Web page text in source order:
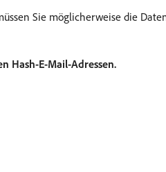
Sie möglicherweise die
Hash-E-Mail-Adressen.